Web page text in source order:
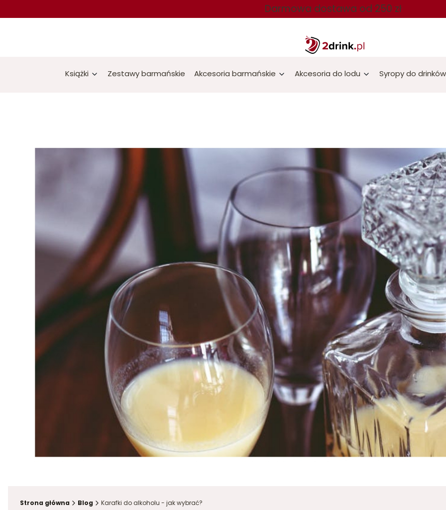
Darmowa dostawa od 250 zł
Książki Zestawy barmańskie Akcesoria barmańskie Akcesoria do lodu Syropy do drinków
Strona główna Blog Karafki do alkoholu - jak wybrać?